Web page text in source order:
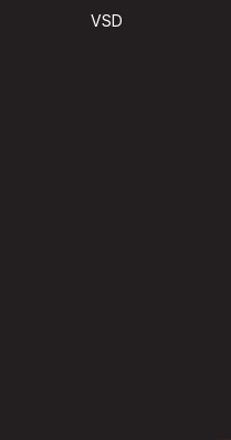
VSD